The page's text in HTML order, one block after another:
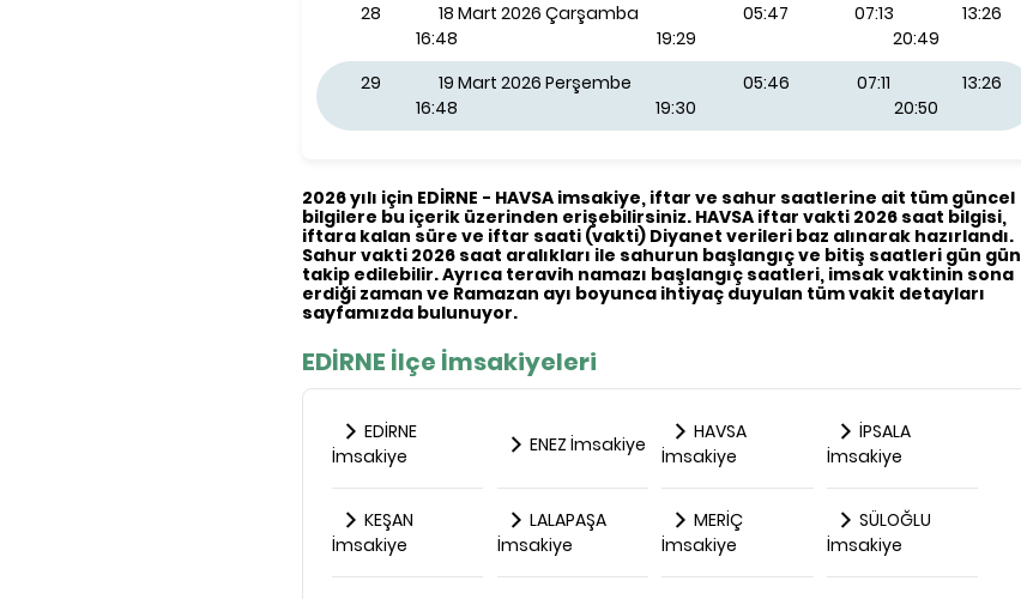
28
18 Mart 2026 Çarşamba 05:47 07:13
13:26
16:48
19:29
20:49
29
19 Mart 2026 Perşembe 05:46 07:11
13:26
16:48
19:30 20:50
2026 yılı için EDİRNE - HAVSA imsakiye, iftar ve sahur saatlerine ait tüm güncel
bilgilere bu içerik üzerinden erişebilirsiniz. HAVSA iftar vakti 2026 saat bilgisi,
iftara kalan süre ve iftar saati (vakti) Diyanet verileri baz alınarak hazırlandı.
Sahur vakti 2026 saat aralıkları ile sahurun başlangıç ve bitiş saatleri gün gün
takip edilebilir. Ayrıca teravih namazı başlangıç saatleri, imsak vaktinin sona
erdiği zaman ve Ramazan ayı boyunca ihtiyaç duyulan tüm vakit detayları
sayfamızda bulunuyor.
EDİRNE İlçe İmsakiyeleri
EDİRNE
İmsakiye
ENEZ İmsakiye
HAVSA
İmsakiye
İPSALA
İmsakiye
KEŞAN
İmsakiye
LALAPAŞA
İmsakiye
MERİÇ
İmsakiye
SÜLOĞLU
İmsakiye